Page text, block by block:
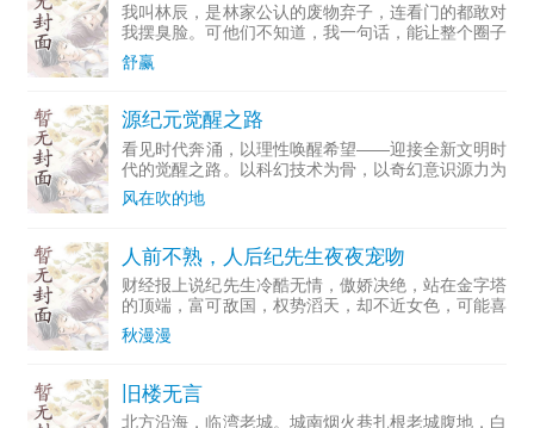
我叫林辰，是林家公认的废物弃子，连看门的都敢对
我摆臭脸。可他们不知道，我一句话，能让整个圈子
都吓破胆；我一个电话，那些平日里不可一世的大
佬，都得连夜上门求原谅。等我摘了这层“败家子”的
舒赢
源纪元觉醒之路
看见时代奔涌，以理性唤醒希望——迎接全新文明时
代的觉醒之路。以科幻技术为骨，以奇幻意识源力为
魂，以理性与感性的平衡为核心，讲述人类文明从信
息文明向智能共生文明跃迁的关键百年，一群觉醒者
风在吹的地
人前不熟，人后纪先生夜夜宠吻
财经报上说纪先生冷酷无情，傲娇决绝，站在金字塔
的顶端，富可敌国，权势滔天，却不近女色，可能喜
欢的是男人。白汐嗤笑一声，昨天晚上和她在一起的
是假的纪先生吗？纪先生在背后抱住了她，“在想什
秋漫漫
旧楼无言
北方沿海，临湾老城。城南烟火巷扎根老城腹地，白